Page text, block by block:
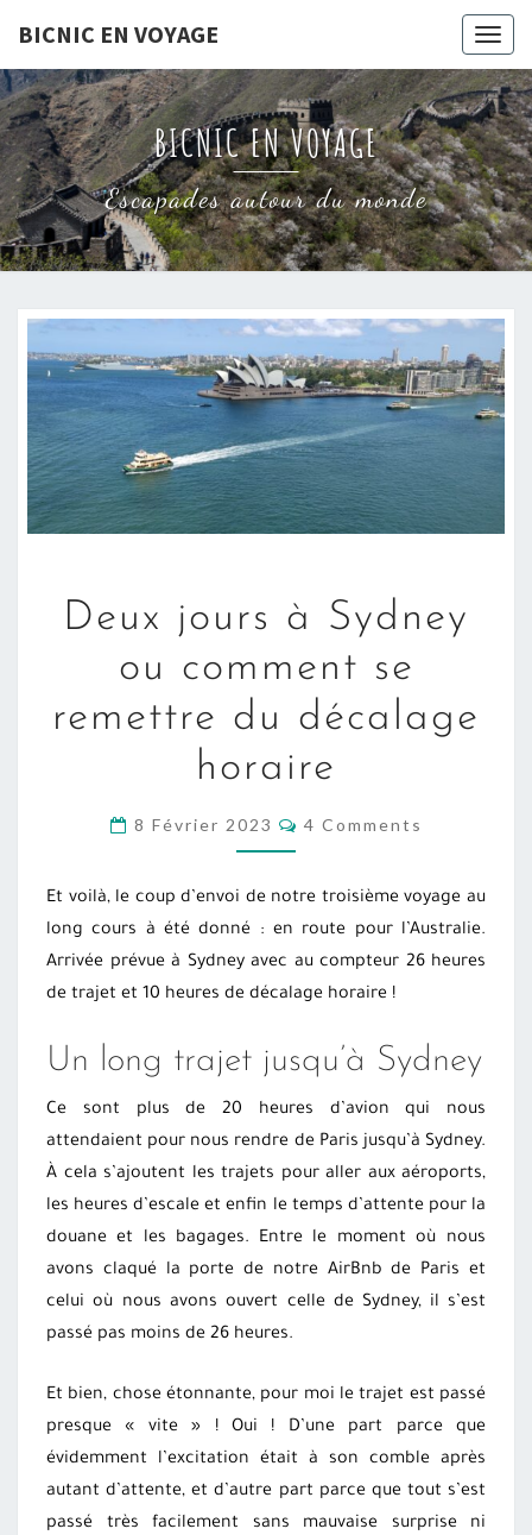
content
BICNIC EN VOYAGE
BICNIC EN VOYAGE
Escapades autour du monde
JOURS
SYDNEY
OU
SE
HORAIRE
Deux jours à Sydney
ou comment se
remettre du décalage
horaire
8 Février 2023 COMMENTS
4 Comments
Et voilà, le coup d’envoi de notre troisième voyage au
long cours à été donné : en route pour l’Australie.
Arrivée prévue à Sydney avec au compteur 26 heures
de trajet et 10 heures de décalage horaire !
Un long trajet jusqu’à Sydney
Ce sont plus de 20 heures d’avion qui nous
attendaient pour nous rendre de Paris jusqu’à Sydney.
À cela s’ajoutent les trajets pour aller aux aéroports,
les heures d’escale et enfin le temps d’attente pour la
douane et les bagages. Entre le moment où nous
avons claqué la porte de notre AirBnb de Paris et
celui où nous avons ouvert celle de Sydney, il s’est
passé pas moins de 26 heures.
Et bien, chose étonnante, pour moi le trajet est passé
presque « vite » ! Oui ! D’une part parce que
évidemment l’excitation était à son comble après
autant d’attente, et d’autre part parce que tout s’est
passé très facilement sans mauvaise surprise ni